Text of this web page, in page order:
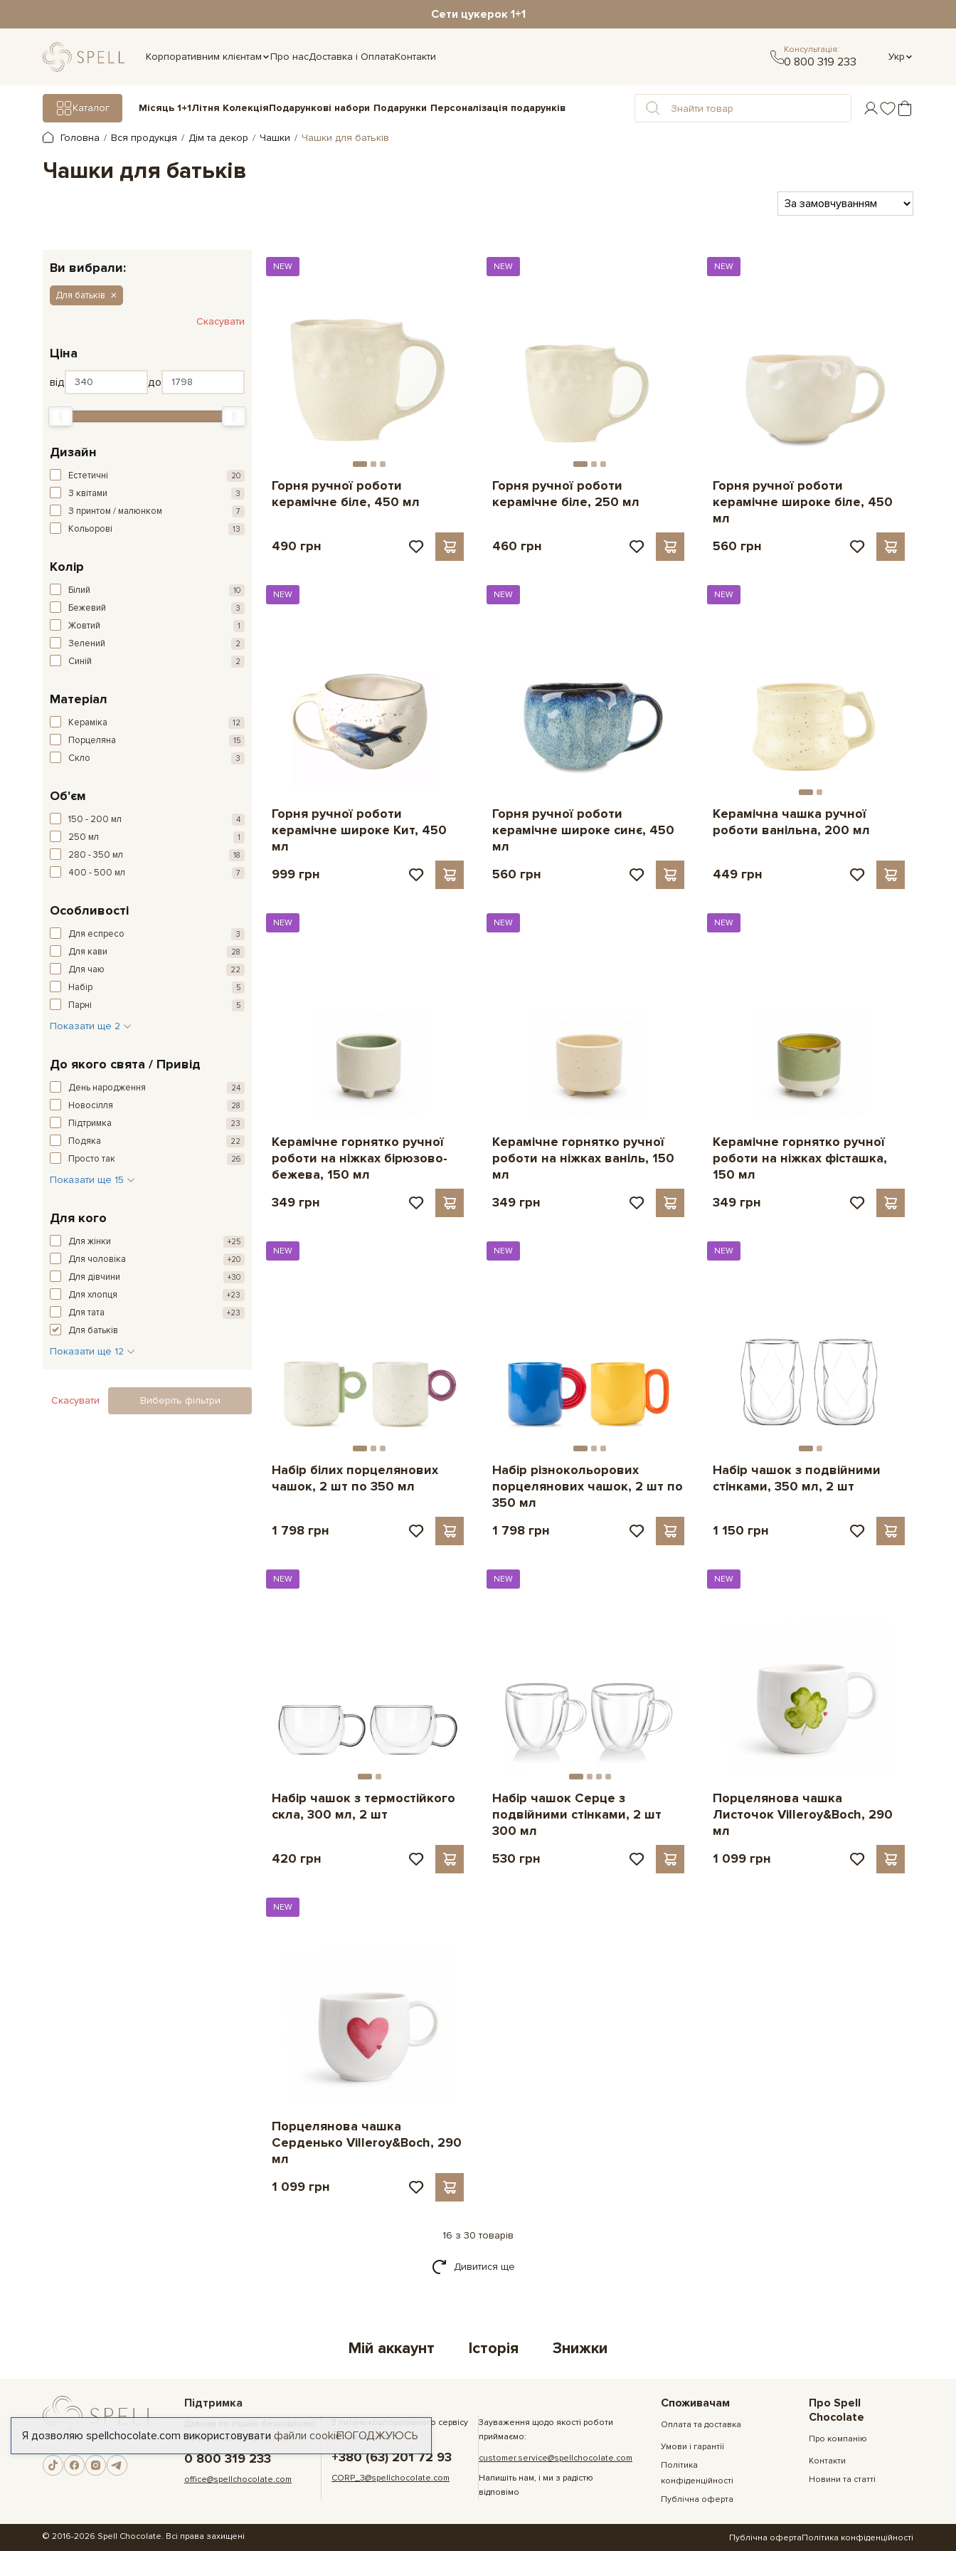
Сети цукерок 1+1
Корпоративним клієнтам Про насДоставка і ОплатаКонтакти
Консультація:
0 800 319 233 Укр
Каталог Місяць 1+1Літня КолекціяПодарункові набори Подарунки Персоналізація подарунків
Головна Вся продукція Дім та декор Чашки Чашки для батьків
Чашки для батьків
Ви вибрали:
Для батьків
Скасувати
Ціна
від до
Дизайн
Естетичні 20
З квітами 3
З принтом / малюнком 7
Кольорові 13
Колір
Білий 10
Бежевий 3
Жовтий 1
Зелений 2
Синій 2
Матеріал
Кераміка 12
Порцеляна 15
Скло 3
Об'єм
150 - 200 мл 4
250 мл 1
280 - 350 мл 18
400 - 500 мл 7
Особливості
Для еспресо 3
Для кави 28
Для чаю 22
Набір 5
Парні 5
Показати ще 2
До якого свята / Привід
День народження 24
Новосілля 28
Підтримка 23
Подяка 22
Просто так 26
Показати ще 15
Для кого
Для жінки +25
Для чоловіка +20
Для дівчини +30
Для хлопця +23
Для тата +23
Для батьків
Показати ще 12
Скасувати Виберіть фільтри
NEW
Горня ручної роботи
керамічне біле, 450 мл
490 грн
NEW
Горня ручної роботи
керамічне біле, 250 мл
460 грн
NEW
Горня ручної роботи
керамічне широке біле, 450
мл
560 грн
NEW
Горня ручної роботи
керамічне широке Кит, 450
мл
999 грн
NEW
Горня ручної роботи
керамічне широке синє, 450
мл
560 грн
NEW
Керамічна чашка ручної
роботи ванільна, 200 мл
449 грн
NEW
Керамічне горнятко ручної
роботи на ніжках бірюзово-
бежева, 150 мл
349 грн
NEW
Керамічне горнятко ручної
роботи на ніжках ваніль, 150
мл
349 грн
NEW
Керамічне горнятко ручної
роботи на ніжках фісташка,
150 мл
349 грн
NEW
Набір білих порцелянових
чашок, 2 шт по 350 мл
1 798 грн
NEW
Набір різнокольорових
порцелянових чашок, 2 шт по
350 мл
1 798 грн
NEW
Набір чашок з подвійними
стінками, 350 мл, 2 шт
1 150 грн
NEW
Набір чашок з термостійкого
скла, 300 мл, 2 шт
420 грн
NEW
Набір чашок Серце з
подвійними стінками, 2 шт
300 мл
530 грн
NEW
Порцелянова чашка
Листочок Villeroy&Boch, 290
мл
1 099 грн
NEW
Порцелянова чашка
Серденько Villeroy&Boch, 290
мл
1 099 грн
16 з 30 товарів
Дивитися ще
Мій аккаунт Історія Знижки
Підтримка
З усіх питань звертайтесь:
0 800 319 233
office@spellchocolate.com
З питань корпоративного сервісу
та замовлень:
+380 (63) 201 72 93
CORP_3@spellchocolate.com
Зауваження щодо якості роботи
приймаємо:
customer.service@spellchocolate.com
Напишіть нам, і ми з радістю
відповімо
Споживачам
Оплата та доставка
Умови і гарантії
Політика
конфіденційності
Публічна оферта
Про Spell
Chocolate
Про компанію
Контакти
Новини та статті
© 2016-2026 Spell Chocolate. Всі права захищені Публічна офертаПолітика конфіденційності
Я дозволяю spellchocolate.com використовувати файли cookieПОГОДЖУЮСЬ